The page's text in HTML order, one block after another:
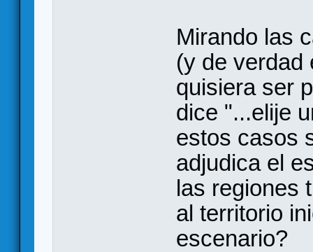
Mirando las
(y de verdad
quisiera ser
dice "...elije
estos casos
adjudica el
las regiones
al territorio
escenario?